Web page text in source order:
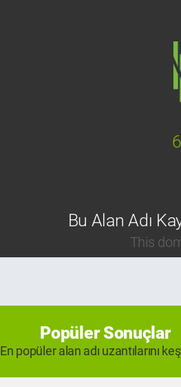
Bu Alan Adı
This
Popüler Sonuçlar
En popüler alan adı uzantılarını